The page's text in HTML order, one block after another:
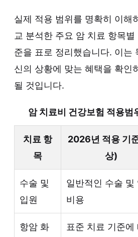
실제 적용 범위를 명확히 이해
교 분석한 주요 암 치료 항목별
준을 표로 정리했습니다. 이는
신의 상황에 맞는 혜택을 확인
될 것입니다.
암 치료비 건강보험 적용
치료 항
목
2026년 적용 기
상)
수술 및
입원
일반적인 수술 및
비용
항암 화 표준 치료 기준에